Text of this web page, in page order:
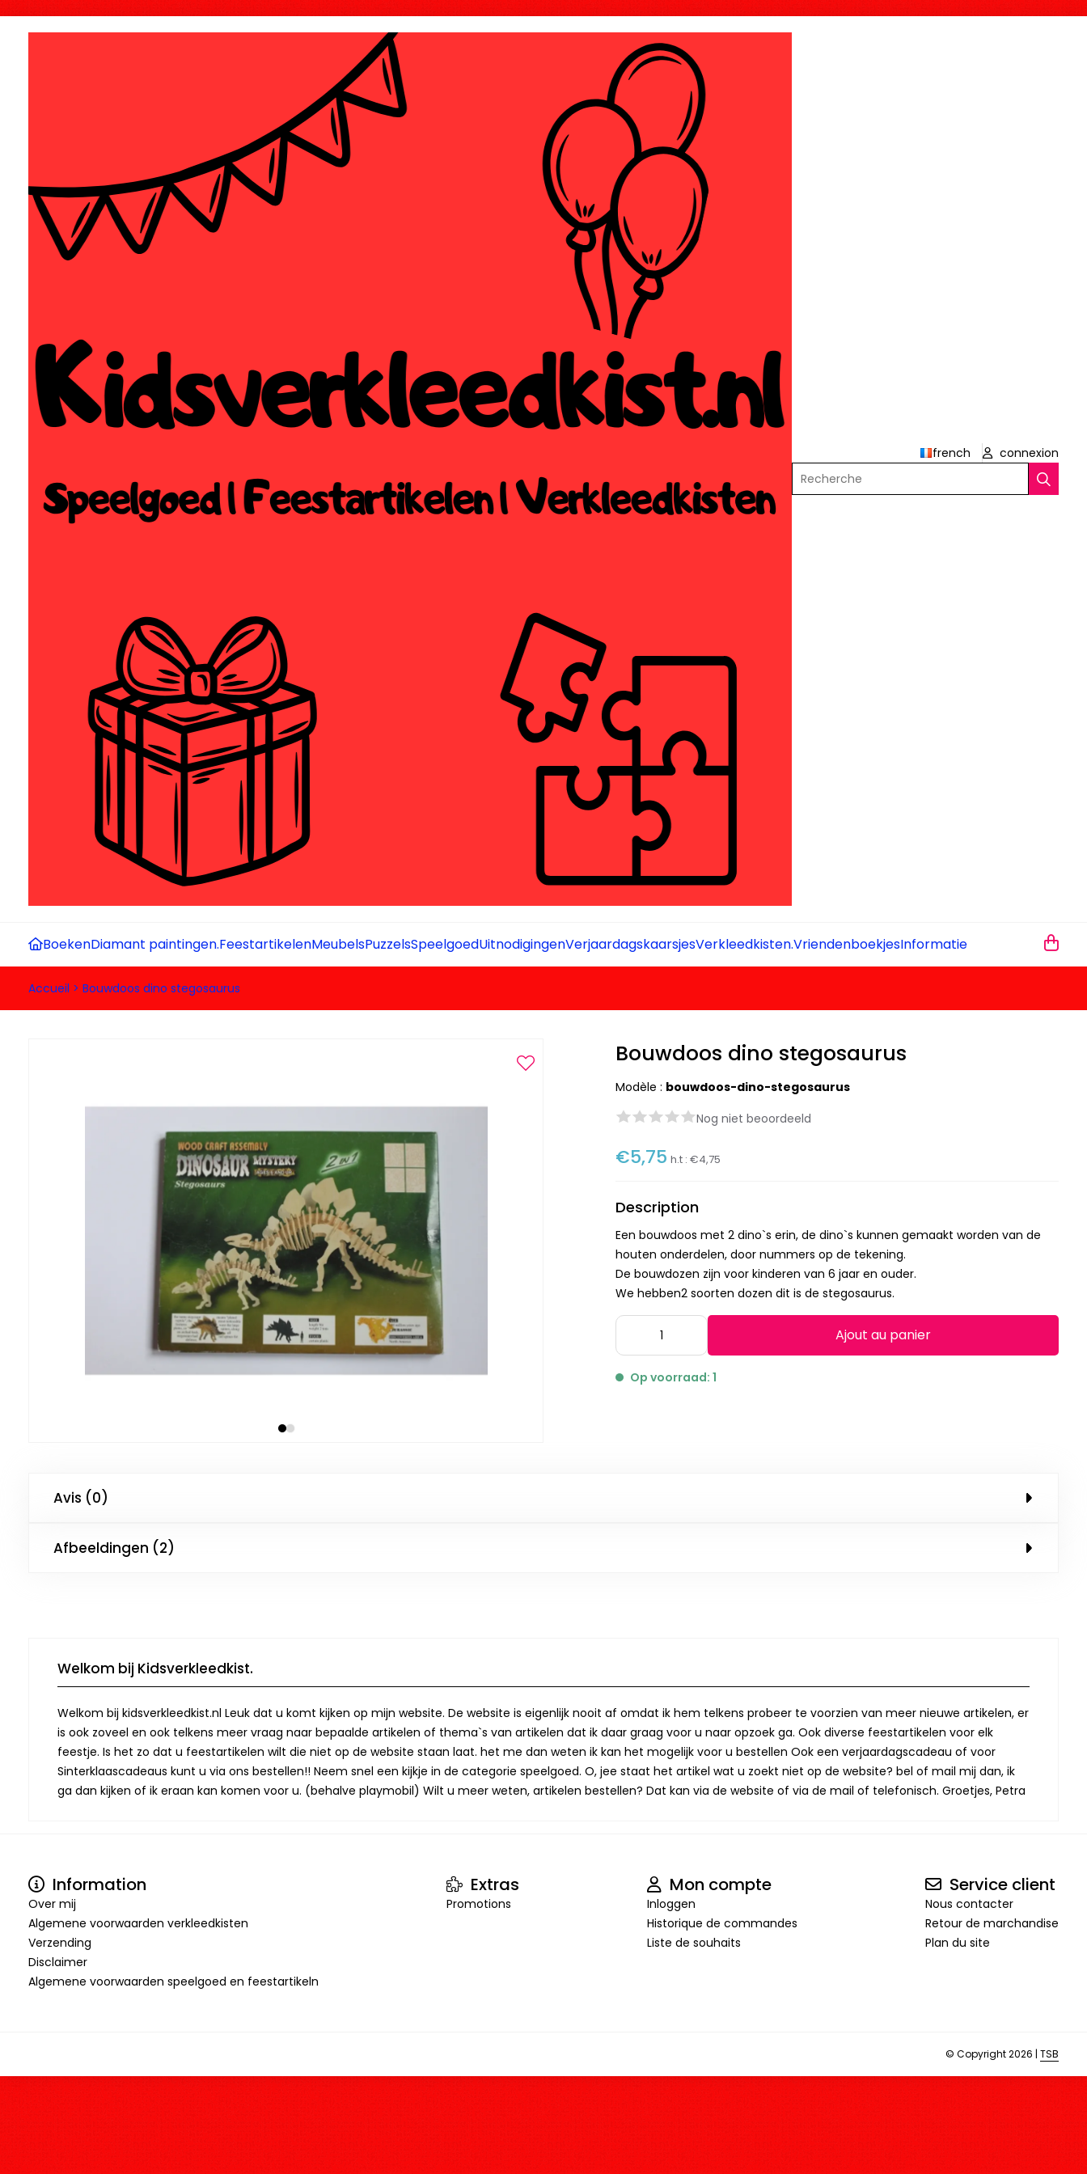
french
connexion
Recherche
BoekenDiamant paintingen.FeestartikelenMeubelsPuzzelsSpeelgoedUitnodigingenVerjaardagskaarsjesVerkleedkisten.VriendenboekjesInformatie
Accueil > Bouwdoos dino stegosaurus
Bouwdoos dino stegosaurus
Modèle : bouwdoos-dino-stegosaurus
Nog niet beoordeeld
€5,75 h.t :€4,75
Description
Een bouwdoos met 2 dino`s erin, de dino`s kunnen gemaakt worden van de
houten onderdelen, door nummers op de tekening.
De bouwdozen zijn voor kinderen van 6 jaar en ouder.
We hebben2 soorten dozen dit is de stegosaurus.
Ajout au panier
Op voorraad: 1
Avis (0)
Afbeeldingen (2)
Welkom bij Kidsverkleedkist.
Welkom bij kidsverkleedkist.nl Leuk dat u komt kijken op mijn website. De website is eigenlijk nooit af omdat ik hem telkens probeer te voorzien van meer nieuwe artikelen, er
is ook zoveel en ook telkens meer vraag naar bepaalde artikelen of thema`s van artikelen dat ik daar graag voor u naar opzoek ga. Ook diverse feestartikelen voor elk
feestje. Is het zo dat u feestartikelen wilt die niet op de website staan laat. het me dan weten ik kan het mogelijk voor u bestellen Ook een verjaardagscadeau of voor
Sinterklaascadeaus kunt u via ons bestellen!! Neem snel een kijkje in de categorie speelgoed. O, jee staat het artikel wat u zoekt niet op de website? bel of mail mij dan, ik
ga dan kijken of ik eraan kan komen voor u. (behalve playmobil) Wilt u meer weten, artikelen bestellen? Dat kan via de website of via de mail of telefonisch. Groetjes, Petra
Information
Over mij
Algemene voorwaarden verkleedkisten
Verzending
Disclaimer
Algemene voorwaarden speelgoed en feestartikeln
Extras
Promotions
Mon compte
Inloggen
Historique de commandes
Liste de souhaits
Service client
Nous contacter
Retour de marchandise
Plan du site
© Copyright 2026 | TSB